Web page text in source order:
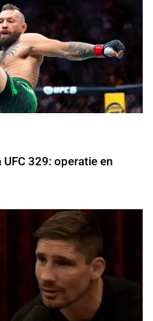
329: operatie en